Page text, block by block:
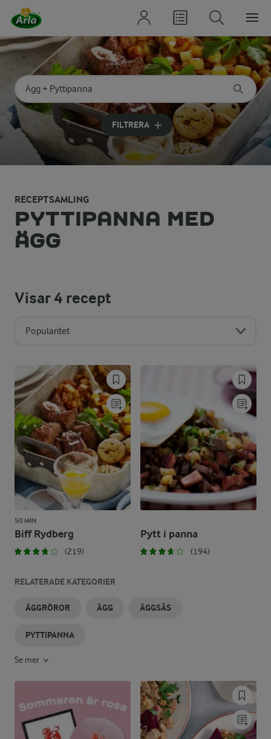
Sök på kategori eller ingrediens
Skriv in sökord för att få förslag
FILTRERA
RECEPTSAMLING
PYTTIPANNA MED
ÄGG
Visar4 recept
Popularitet
50 MIN
Biff Rydberg
(219)
Pytt i panna
(194)
RELATERADE KATEGORIER
ÄGGRÖROR ÄGG ÄGGSÅS
PYTTIPANNA
Se mer